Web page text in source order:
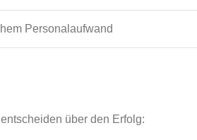
Personalaufwand
über den Erfolg: